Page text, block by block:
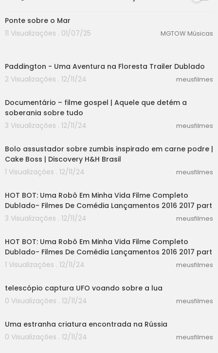
00:00
Ponte sobre o Mar
11 Visualizações . 01/07/25
MGTOW Músicas
Paddington - Uma Aventura na Floresta Trailer Dublado
2 Visualizações . 12/11/24
meusfilmes
Documentário – filme gospel | Aquele que detém a
soberania sobre tudo
3 Visualizações . 12/11/24
meusfilmes
Bolo assustador sobre zumbis inspirado em carne podre |
Cake Boss | Discovery H&H Brasil
1 Visualizações . 12/11/24
meusfilmes
HOT BOT: Uma Robô Em Minha Vida Filme Completo
Dublado- Filmes De Comédia Lançamentos 2016 2017 part
3 Visualizações . 12/11/24
meusfilmes
HOT BOT: Uma Robô Em Minha Vida Filme Completo
Dublado- Filmes De Comédia Lançamentos 2016 2017 part
1 Visualizações . 12/11/24
meusfilmes
telescópio captura UFO voando sobre a lua
0 Visualizações . 12/11/24
meusfilmes
Uma estranha criatura encontrada na Rússia
0 Visualizações . 12/11/24
meusfilmes